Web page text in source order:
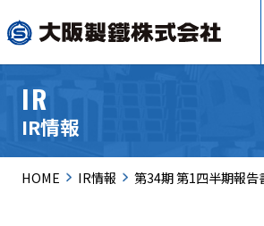
IR
IR情報
HOME IR情報 第34期 第1四半期報告